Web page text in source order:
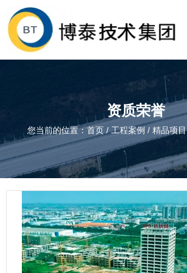
资质荣誉
您当前的位置：首页 /工程案例 / 精品项目